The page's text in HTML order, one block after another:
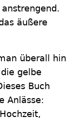
äußere
überall hin
gelbe
Buch
Anlässe: